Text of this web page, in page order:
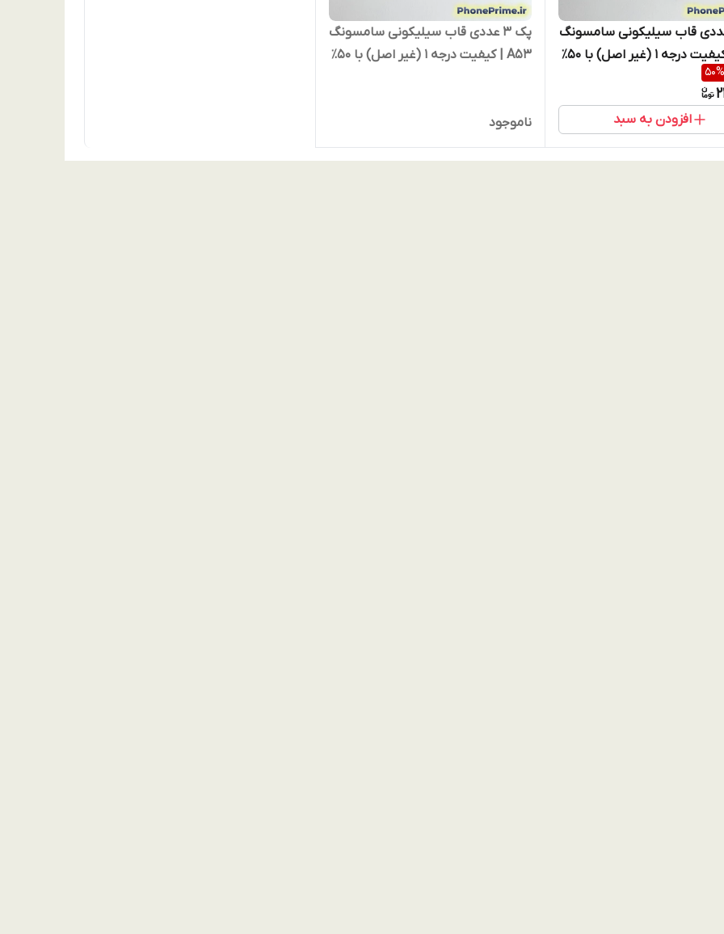
۳ عددی قاب سیلیکونی سامسونگ
A53 | کیفیت درجه ۱ (غیر اصل) با ۵۰٪
انبارگردانی (نقد و اقساط)50%
افزودن به سبد
پک ۳ عددی قاب سیلیکونی سامسونگ
A53 | کیفیت درجه ۱ (غیر اصل) با ۵۰٪
ناموجود